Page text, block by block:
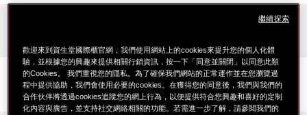
妝效
原生輕盈霧光
歡迎來到資生堂國際櫃官網，我們使用網站上的cookies來提升您的個人化體
驗，並根據您的興趣來提供相關行銷資訊，按一下「同意並關閉」以同意此類
的Cookies。 我們重視您的隱私。為了確保我們網站的正常運作並在您瀏覽過
程中提供協助，我們會使用必要的cookies。在獲得您的同意後，我們與我們的
合作伙伴將透過cookies追蹤您的網上行為，以便提供符合您興趣和喜好的定制
化內容與廣告，並支持社交網絡相關的功能。若需進一步了解，請參閱我們的
繼續探索